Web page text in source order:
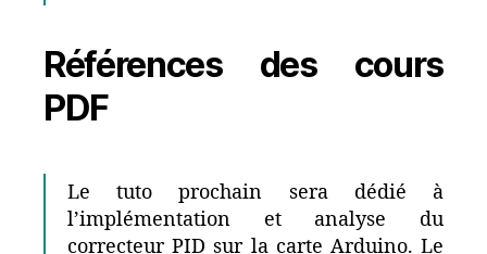
Références des cours
PDF
Le tuto prochain sera dédié à
l’implémentation et analyse du
correcteur PID sur la carte Arduino. Le